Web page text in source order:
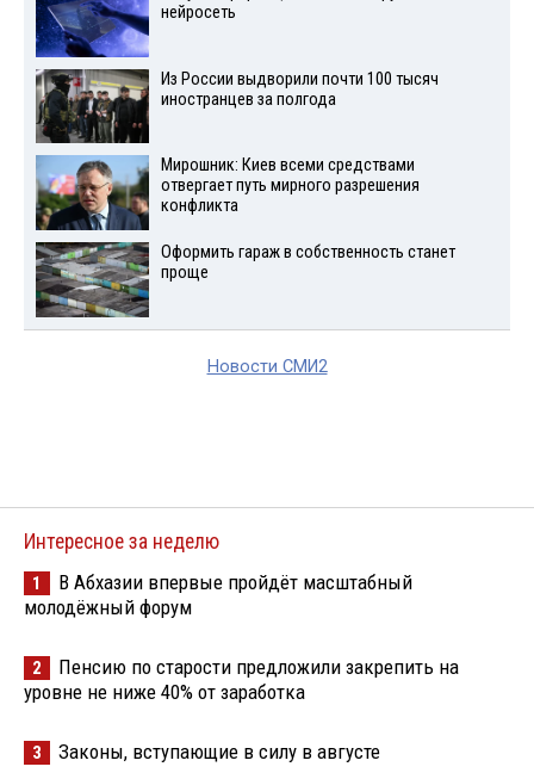
нейросеть
Из России выдворили почти 100 тысяч
иностранцев за полгода
Мирошник: Киев всеми средствами
отвергает путь мирного разрешения
конфликта
Оформить гараж в собственность станет
проще
Новости СМИ2
Интересное за неделю
1
В Абхазии впервые пройдёт масштабный
молодёжный форум
2
Пенсию по старости предложили закрепить на
уровне не ниже 40% от заработка
3 Законы, вступающие в силу в августе